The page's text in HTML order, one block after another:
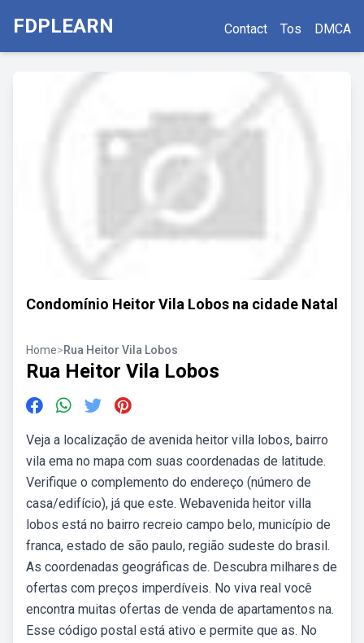
FDPLEARN Contact Tos DMCA
Condomínio Heitor Vila Lobos na cidade Natal
Home>Rua Heitor Vila Lobos
Rua Heitor Vila Lobos
Veja a localização de avenida heitor villa lobos, bairro
vila ema no mapa com suas coordenadas de latitude.
Verifique o complemento do endereço (número de
casa/edifício), já que este. Webavenida heitor villa
lobos está no bairro recreio campo belo, município de
franca, estado de são paulo, região sudeste do brasil.
As coordenadas geográficas de. Descubra milhares de
ofertas com preços imperdíveis. No viva real você
encontra muitas ofertas de venda de apartamentos na.
Esse código postal está ativo e permite que as. No